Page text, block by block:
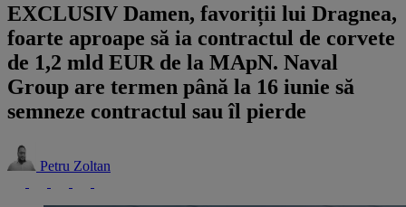
EXCLUSIV Damen, favoriții lui Dragnea,
foarte aproape să ia contractul de corvete
de 1,2 mld EUR de la MApN. Naval
Group are termen până la 16 iunie să
semneze contractul sau îl pierde
Petru Zoltan